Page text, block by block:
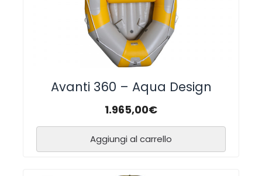
Avanti 360 – Aqua Design
1.965,00€
Aggiungi al carrello